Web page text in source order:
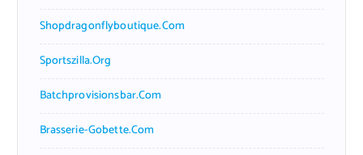
Shopdragonflyboutique.com
Sportszilla.org
Batchprovisionsbar.com
Brasserie-Gobette.com